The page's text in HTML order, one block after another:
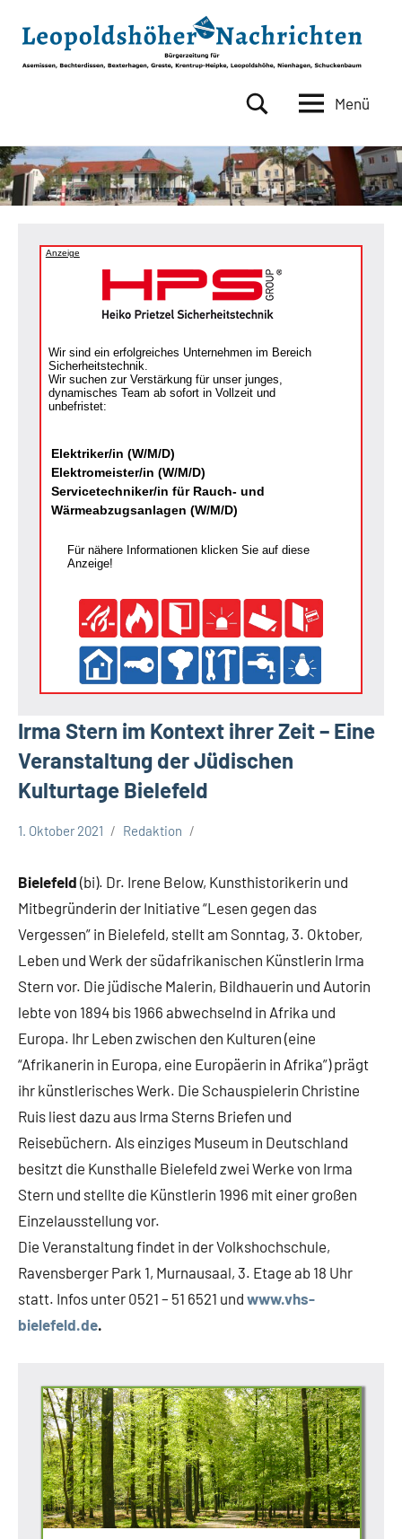
Inhalt
springen
Nachrichten
Asemissen,
Bechterdissen,
Bexterhagen,
Krentrup-
Menü
Anzeige
Wir sind ein erfolgreiches Unternehmen im Bereich
Sicherheitstechnik.
Wir suchen zur Verstärkung für unser junges,
dynamisches Team ab sofort in Vollzeit und
unbefristet:
Elektriker/in (W/M/D)
Elektromeister/in (W/M/D)
Servicetechniker/in für Rauch- und
Wärmeabzugsanlagen (W/M/D)
Für nähere Informationen klicken Sie auf diese
Anzeige!
Irma Stern im Kontext ihrer Zeit – Eine
Veranstaltung der Jüdischen
Kulturtage Bielefeld
1. Oktober 2021 Redaktion
Bielefeld (bi). Dr. Irene Below, Kunsthistorikerin und
Mitbegründerin der Initiative “Lesen gegen das
Vergessen” in Bielefeld, stellt am Sonntag, 3. Oktober,
Leben und Werk der südafrikanischen Künstlerin Irma
Stern vor. Die jüdische Malerin, Bildhauerin und Autorin
lebte von 1894 bis 1966 abwechselnd in Afrika und
Europa. Ihr Leben zwischen den Kulturen (eine
“Afrikanerin in Europa, eine Europäerin in Afrika”) prägt
ihr künstlerisches Werk. Die Schauspielerin Christine
Ruis liest dazu aus Irma Sterns Briefen und
Reisebüchern. Als einziges Museum in Deutschland
besitzt die Kunsthalle Bielefeld zwei Werke von Irma
Stern und stellte die Künstlerin 1996 mit einer großen
Einzelausstellung vor.
Die Veranstaltung findet in der Volkshochschule,
Ravensberger Park 1, Murnausaal, 3. Etage ab 18 Uhr
statt. Infos unter 0521 – 51 6521 und www.vhs-
bielefeld.de.